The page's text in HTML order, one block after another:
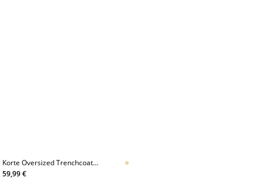
Korte Oversized Trenchcoat
Met Capuchon
59,99 €